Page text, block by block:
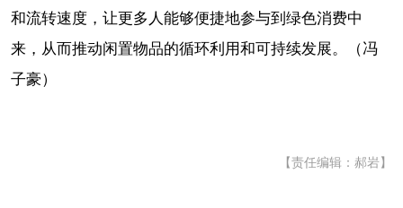
和流转速度，让更多人能够便捷地参与到绿色消费中
来，从而推动闲置物品的循环利用和可持续发展。（冯
子豪）
【责任编辑：郝岩】